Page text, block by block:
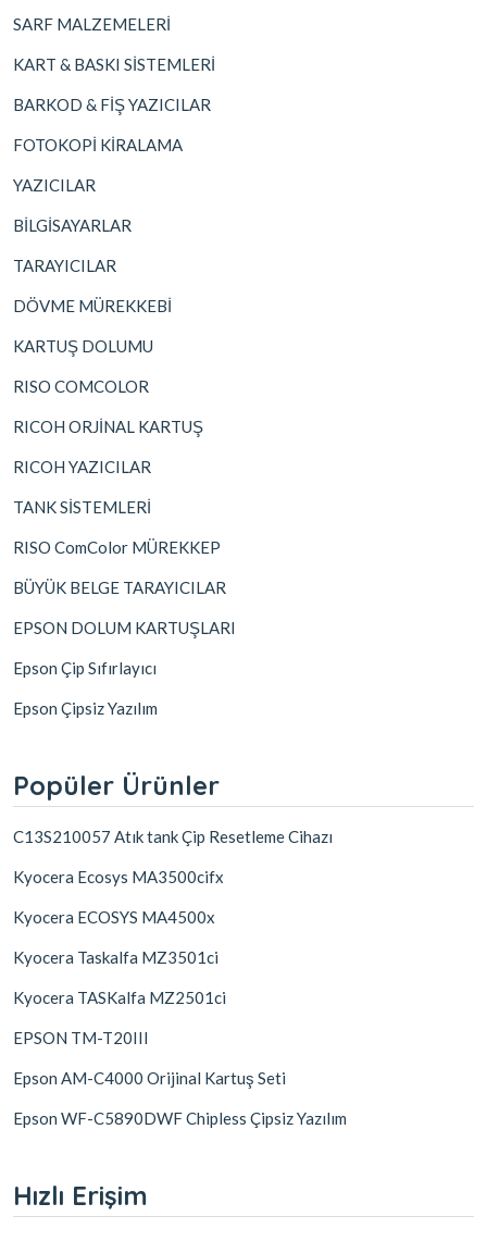
SARF MALZEMELERİ
KART & BASKI SİSTEMLERİ
BARKOD & FİŞ YAZICILAR
FOTOKOPİ KİRALAMA
YAZICILAR
BİLGİSAYARLAR
TARAYICILAR
DÖVME MÜREKKEBİ
KARTUŞ DOLUMU
RISO COMCOLOR
RICOH ORJİNAL KARTUŞ
RICOH YAZICILAR
TANK SİSTEMLERİ
RISO ComColor MÜREKKEP
BÜYÜK BELGE TARAYICILAR
EPSON DOLUM KARTUŞLARI
Epson Çip Sıfırlayıcı
Epson Çipsiz Yazılım
Popüler Ürünler
C13S210057 Atık tank Çip Resetleme Cihazı
Kyocera Ecosys MA3500cifx
Kyocera ECOSYS MA4500x
Kyocera Taskalfa MZ3501ci
Kyocera TASKalfa MZ2501ci
EPSON TM-T20III
Epson AM-C4000 Orijinal Kartuş Seti
Epson WF-C5890DWF Chipless Çipsiz Yazılım
Hızlı Erişim